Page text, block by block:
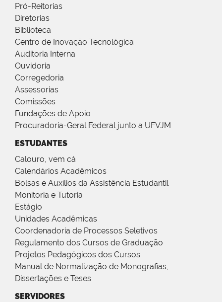
Pró-Reitorias
Diretorias
Biblioteca
Centro de Inovação Tecnológica
Auditoria Interna
Ouvidoria
Corregedoria
Assessorias
Comissões
Fundações de Apoio
Procuradoria-Geral Federal junto a UFVJM
ESTUDANTES
Calouro, vem cá
Calendários Acadêmicos
Bolsas e Auxílios da Assistência Estudantil
Monitoria e Tutoria
Estágio
Unidades Acadêmicas
Coordenadoria de Processos Seletivos
Regulamento dos Cursos de Graduação
Projetos Pedagógicos dos Cursos
Manual de Normalização de Monografias,
Dissertações e Teses
SERVIDORES